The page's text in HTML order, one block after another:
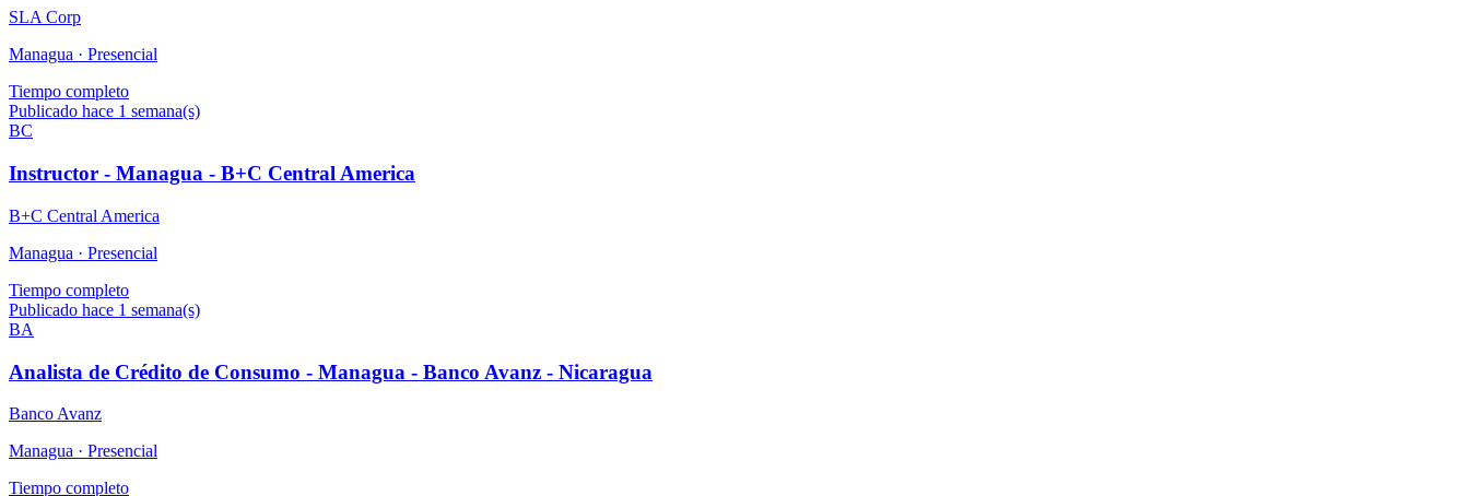
SLA Corp
Managua · Presencial
Tiempo completo
Publicado hace 1 semana(s)
BC
Instructor - Managua - B+C Central America
B+C Central America
Managua · Presencial
Tiempo completo
Publicado hace 1 semana(s)
BA
Analista de Crédito de Consumo - Managua - Banco Avanz - Nicaragua
Banco Avanz
Managua · Presencial
Tiempo completo